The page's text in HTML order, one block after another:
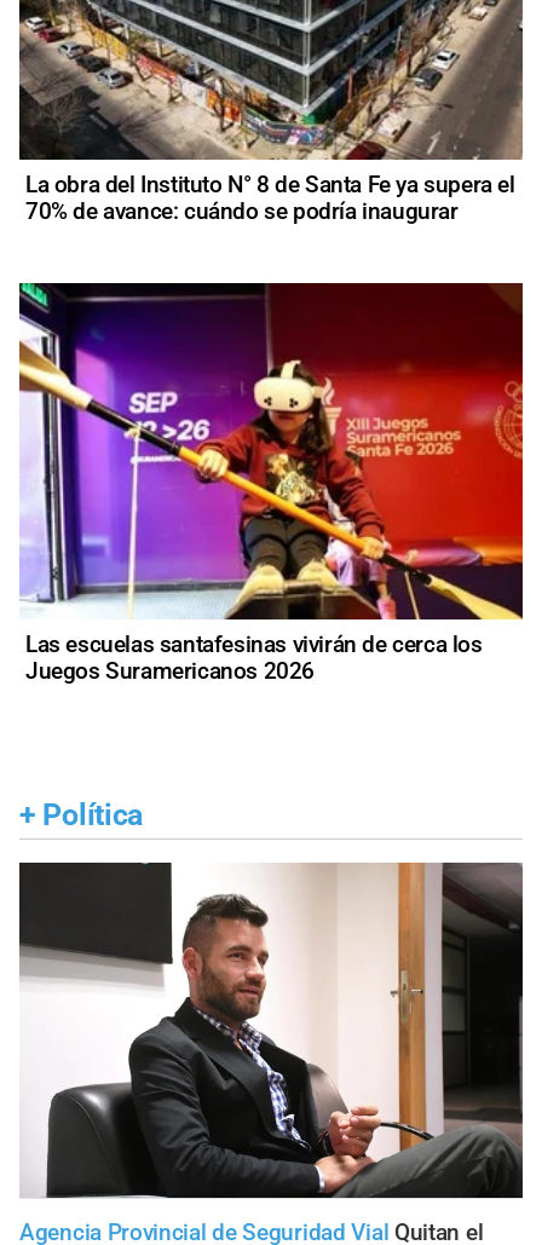
La obra del Instituto N° 8 de Santa Fe ya supera el
70% de avance: cuándo se podría inaugurar
Las escuelas santafesinas vivirán de cerca los
Juegos Suramericanos 2026
+ Política
Agencia Provincial de Seguridad Vial Quitan el